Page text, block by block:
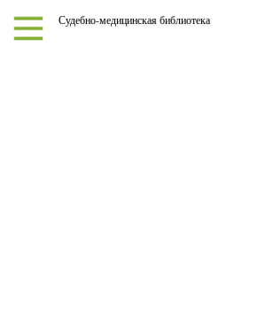
Судебно-медицинская библиотека